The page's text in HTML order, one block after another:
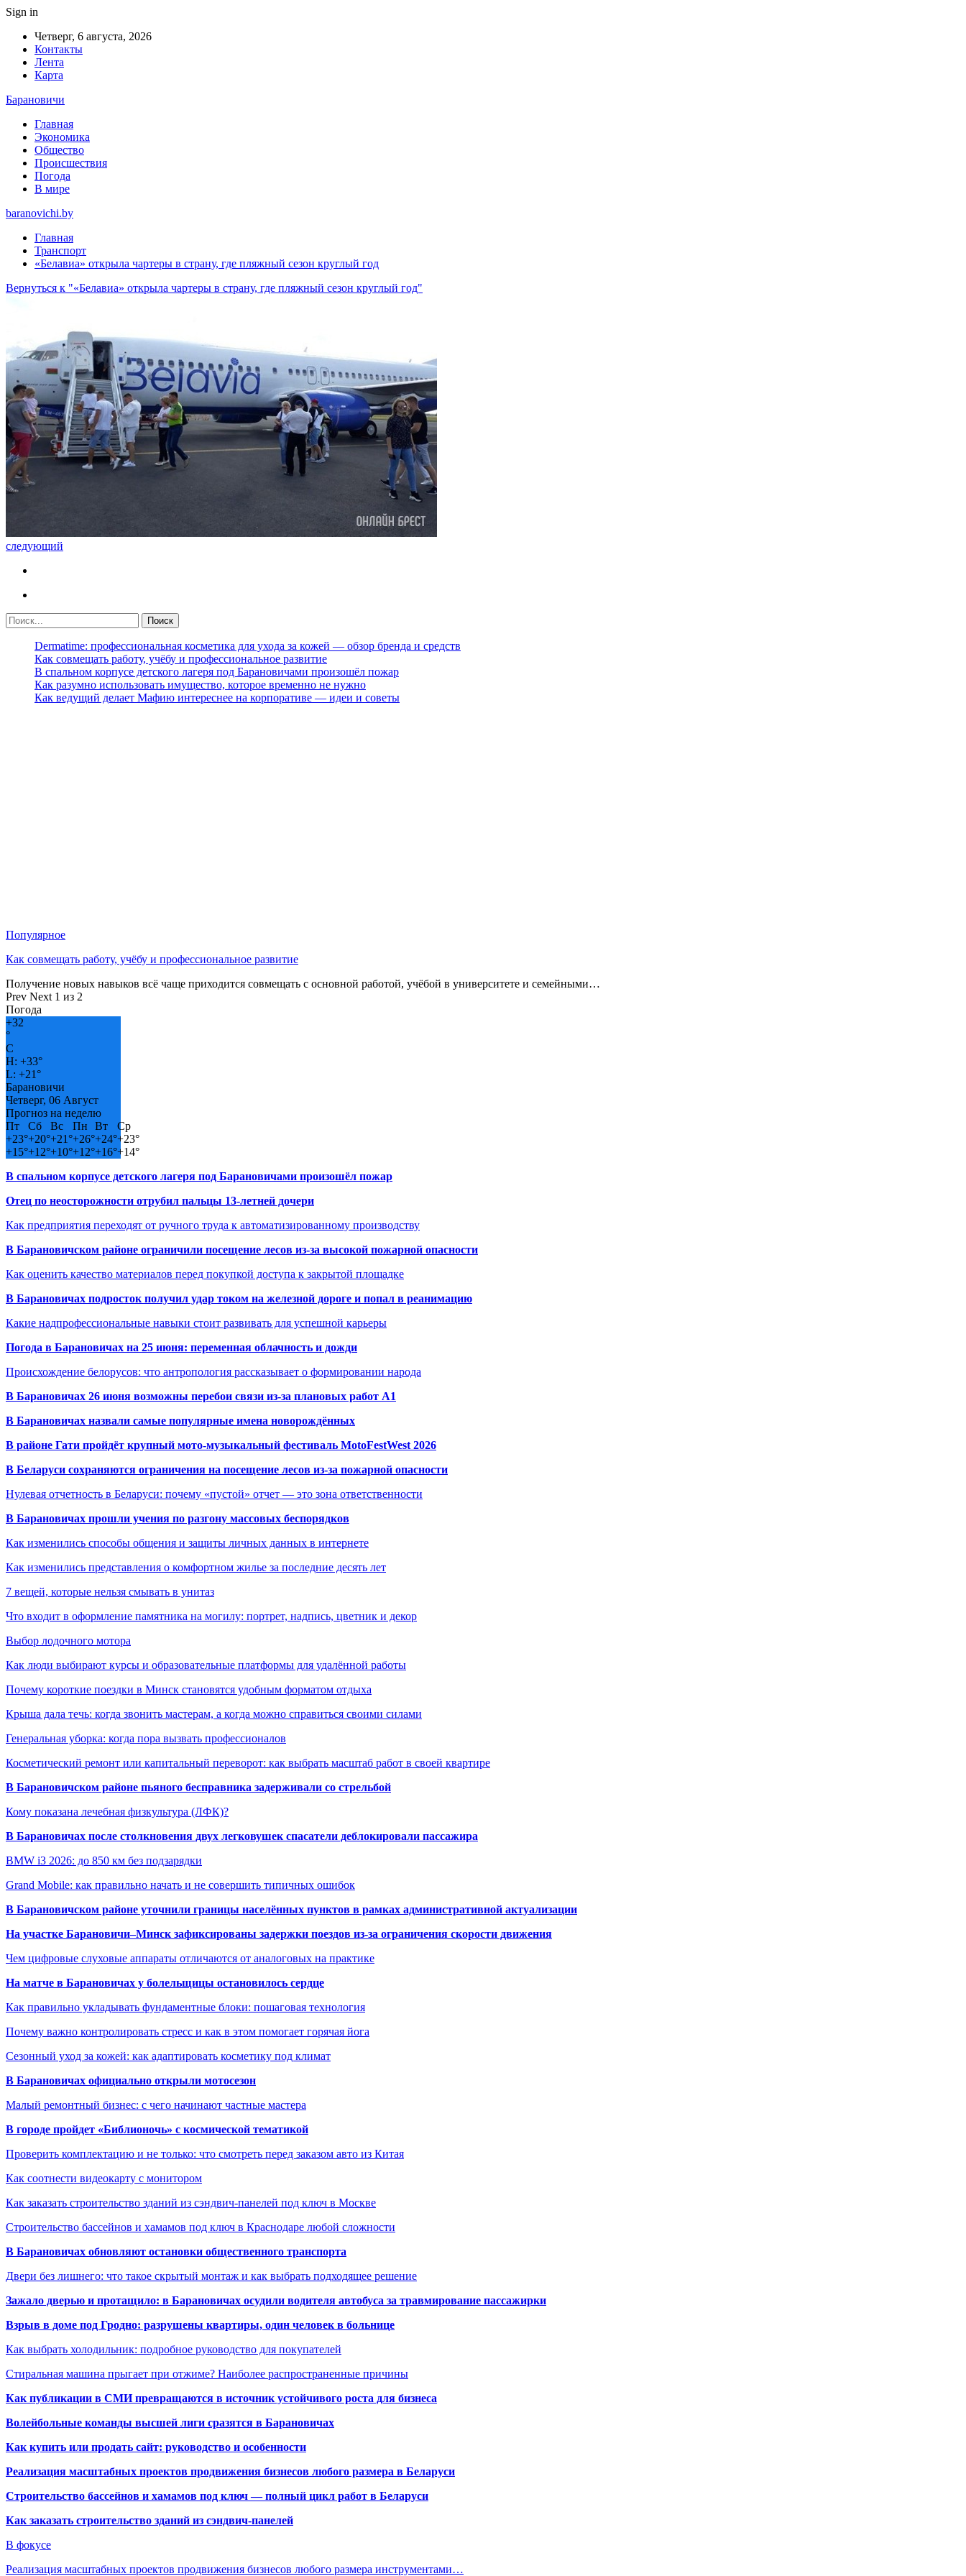
Sign in
Четверг, 6 августа, 2026
Контакты
Лента
Карта
Барановичи
Главная
Экономика
Общество
Происшествия
Погода
В мире
baranovichi.by
Главная
Транспорт
«Белавиа» открыла чартеры в страну, где пляжный сезон круглый год
Вернуться к "«Белавиа» открыла чартеры в страну, где пляжный сезон круглый год"
следующий
Dermatime: профессиональная косметика для ухода за кожей — обзор бренда и средств
Как совмещать работу, учёбу и профессиональное развитие
В спальном корпусе детского лагеря под Барановичами произошёл пожар
Как разумно использовать имущество, которое временно не нужно
Как ведущий делает Мафию интереснее на корпоративе — идеи и советы
Популярное
Как совмещать работу, учёбу и профессиональное развитие
Получение новых навыков всё чаще приходится совмещать с основной работой, учёбой в университете и семейными…
Prev Next 1 из 2
Погода
+32
°
C
H: +33°
L: +21°
Барановичи
Четверг, 06 Август
Прогноз на неделю
Пт
Сб Вс Пн Вт
Ср
+23°+20°+21°+26°+24°+23°
+15°+12°+10°+12°+16°+14°
В спальном корпусе детского лагеря под Барановичами произошёл пожар
Отец по неосторожности отрубил пальцы 13-летней дочери
Как предприятия переходят от ручного труда к автоматизированному производству
В Барановичском районе ограничили посещение лесов из-за высокой пожарной опасности
Как оценить качество материалов перед покупкой доступа к закрытой площадке
В Барановичах подросток получил удар током на железной дороге и попал в реанимацию
Какие надпрофессиональные навыки стоит развивать для успешной карьеры
Погода в Барановичах на 25 июня: переменная облачность и дожди
Происхождение белорусов: что антропология рассказывает о формировании народа
В Барановичах 26 июня возможны перебои связи из-за плановых работ A1
В Барановичах назвали самые популярные имена новорождённых
В районе Гати пройдёт крупный мото-музыкальный фестиваль MotoFestWest 2026
В Беларуси сохраняются ограничения на посещение лесов из-за пожарной опасности
Нулевая отчетность в Беларуси: почему «пустой» отчет — это зона ответственности
В Барановичах прошли учения по разгону массовых беспорядков
Как изменились способы общения и защиты личных данных в интернете
Как изменились представления о комфортном жилье за последние десять лет
7 вещей, которые нельзя смывать в унитаз
Что входит в оформление памятника на могилу: портрет, надпись, цветник и декор
Выбор лодочного мотора
Как люди выбирают курсы и образовательные платформы для удалённой работы
Почему короткие поездки в Минск становятся удобным форматом отдыха
Крыша дала течь: когда звонить мастерам, а когда можно справиться своими силами
Генеральная уборка: когда пора вызвать профессионалов
Косметический ремонт или капитальный переворот: как выбрать масштаб работ в своей квартире
В Барановичском районе пьяного бесправника задерживали со стрельбой
Кому показана лечебная физкультура (ЛФК)?
В Барановичах после столкновения двух легковушек спасатели деблокировали пассажира
BMW i3 2026: до 850 км без подзарядки
Grand Mobile: как правильно начать и не совершить типичных ошибок
В Барановичском районе уточнили границы населённых пунктов в рамках административной актуализации
На участке Барановичи–Минск зафиксированы задержки поездов из-за ограничения скорости движения
Чем цифровые слуховые аппараты отличаются от аналоговых на практике
На матче в Барановичах у болельщицы остановилось сердце
Как правильно укладывать фундаментные блоки: пошаговая технология
Почему важно контролировать стресс и как в этом помогает горячая йога
Сезонный уход за кожей: как адаптировать косметику под климат
В Барановичах официально открыли мотосезон
Малый ремонтный бизнес: с чего начинают частные мастера
В городе пройдет «Библионочь» с космической тематикой
Проверить комплектацию и не только: что смотреть перед заказом авто из Китая
Как соотнести видеокарту с монитором
Как заказать строительство зданий из сэндвич-панелей под ключ в Москве
Строительство бассейнов и хамамов под ключ в Краснодаре любой сложности
В Барановичах обновляют остановки общественного транспорта
Двери без лишнего: что такое скрытый монтаж и как выбрать подходящее решение
Зажало дверью и протащило: в Барановичах осудили водителя автобуса за травмирование пассажирки
Взрыв в доме под Гродно: разрушены квартиры, один человек в больнице
Как выбрать холодильник: подробное руководство для покупателей
Стиральная машина прыгает при отжиме? Наиболее распространенные причины
Как публикации в СМИ превращаются в источник устойчивого роста для бизнеса
Волейбольные команды высшей лиги сразятся в Барановичах
Как купить или продать сайт: руководство и особенности
Реализация масштабных проектов продвижения бизнесов любого размера в Беларуси
Строительство бассейнов и хамамов под ключ — полный цикл работ в Беларуси
Как заказать строительство зданий из сэндвич-панелей
В фокусе
Реализация масштабных проектов продвижения бизнесов любого размера инструментами…